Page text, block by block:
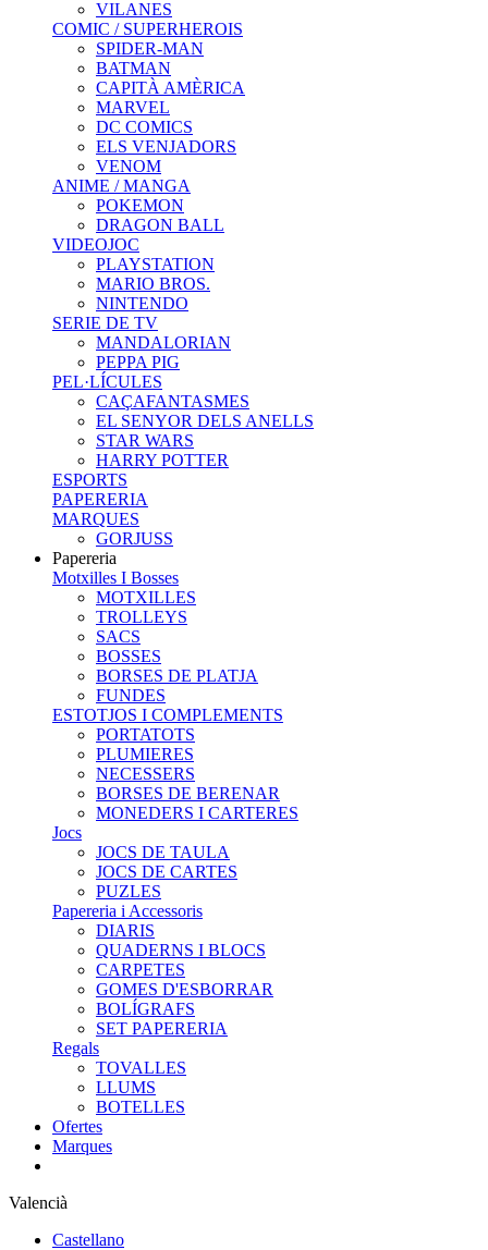
VILANES
COMIC / SUPERHEROIS
SPIDER-MAN
BATMAN
CAPITÀ AMÈRICA
MARVEL
DC COMICS
ELS VENJADORS
VENOM
ANIME / MANGA
POKEMON
DRAGON BALL
VIDEOJOC
PLAYSTATION
MARIO BROS.
NINTENDO
SERIE DE TV
MANDALORIAN
PEPPA PIG
PEL·LÍCULES
CAÇAFANTASMES
EL SENYOR DELS ANELLS
STAR WARS
HARRY POTTER
ESPORTS
PAPERERIA
MARQUES
GORJUSS
Papereria
Motxilles I Bosses
MOTXILLES
TROLLEYS
SACS
BOSSES
BORSES DE PLATJA
FUNDES
ESTOTJOS I COMPLEMENTS
PORTATOTS
PLUMIERES
NECESSERS
BORSES DE BERENAR
MONEDERS I CARTERES
Jocs
JOCS DE TAULA
JOCS DE CARTES
PUZLES
Papereria i Accessoris
DIARIS
QUADERNS I BLOCS
CARPETES
GOMES D'ESBORRAR
BOLÍGRAFS
SET PAPERERIA
Regals
TOVALLES
LLUMS
BOTELLES
Ofertes
Marques
Valencià
Castellano